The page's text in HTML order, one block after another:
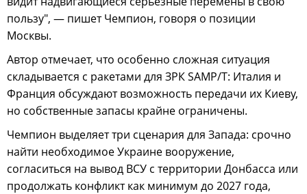
пользу", — пишет Чемпион, говоря о позиции
Москвы.
Автор отмечает, что особенно сложная ситуация
складывается с ракетами для ЗРК SAMP/T: Италия и
Франция обсуждают возможность передачи их Киеву,
но собственные запасы крайне ограничены.
Чемпион выделяет три сценария для Запада: срочно
найти необходимое Украине вооружение,
согласиться на вывод ВСУ с территории Донбасса или
продолжать конфликт как минимум до 2027 года,